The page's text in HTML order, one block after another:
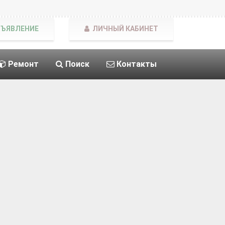
Ремонт Поиск Контакты
ЛИЧНЫЙ КАБИНЕТ